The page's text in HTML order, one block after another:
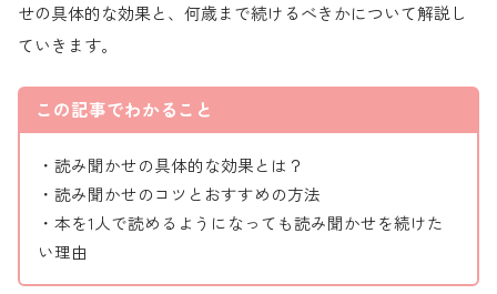
せの具体的な効果と、何歳まで続けるべきかについて解説し
ていきます。
この記事でわかること
・読み聞かせの具体的な効果とは？
・読み聞かせのコツとおすすめの方法
・本を1人で読めるようになっても読み聞かせを続けた
い理由